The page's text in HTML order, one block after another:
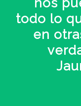
nos
todo lo
en